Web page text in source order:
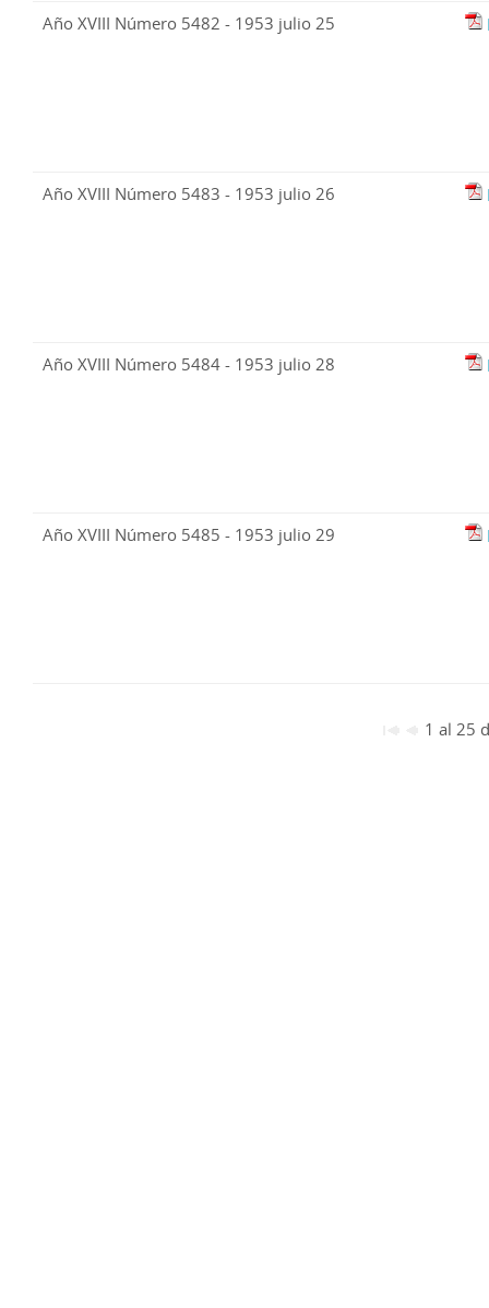
Año XVIII Número 5482 - 1953 julio 25
Año XVIII Número 5483 - 1953 julio 26
Año XVIII Número 5484 - 1953 julio 28
Año XVIII Número 5485 - 1953 julio 29
1 al 25